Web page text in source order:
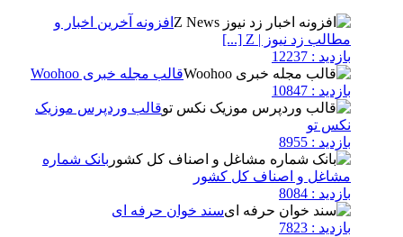
افزونه آخرین اخبار و
مطالب زد نیوز | Z [...]
بازدید : 12237
قالب مجله خبری Woohoo
بازدید : 10847
قالب وردپرس موزیک
نکس تو
بازدید : 8955
بانک شماره
مشاغل و اصناف کل کشور
بازدید : 8084
سند خوان حرفه ای
بازدید : 7823